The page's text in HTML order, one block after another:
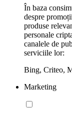
În baza
despre
produse
personale
canalele de
serviciile lor:
Bing, Criteo,
Marketing